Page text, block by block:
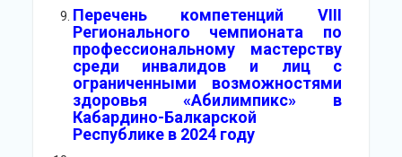
Перечень компетенций VIII
Регионального чемпионата по
профессиональному мастерству
среди инвалидов и лиц с
ограниченными возможностями
здоровья «Абилимпикс» в
Кабардино-Балкарской
Республике в 2024 году